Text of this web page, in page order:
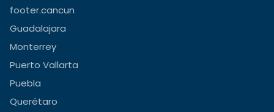
footer.cancun
Guadalajara
Monterrey
Puerto Vallarta
Puebla
Querétaro